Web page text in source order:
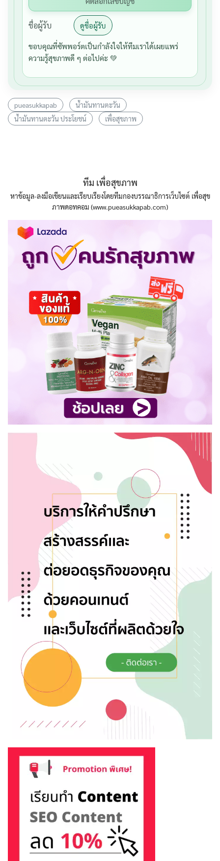
ชื่อผู้รับ ดูชื่อผู้รับ
ขอบคุณที่ซัพพอร์ตเป็นกำลังใจให้ทีมเราได้เผยแพร่
ความรู้สุขภาพดี ๆ ต่อไปค่ะ 💚
pueasukkapab
น้ำมันทานตะวัน
น้ำมันทานตะวัน ประโยชน์
เพื่อสุขภาพ
ทีม เพื่อสุขภาพ
หาข้อมูล-ลงมือเขียนและเรียบเรียงโดยทีมกองบรรณาธิการเว็บไซต์ เพื่อสุข
ภาพดอทคอม (www.pueasukkapab.com)